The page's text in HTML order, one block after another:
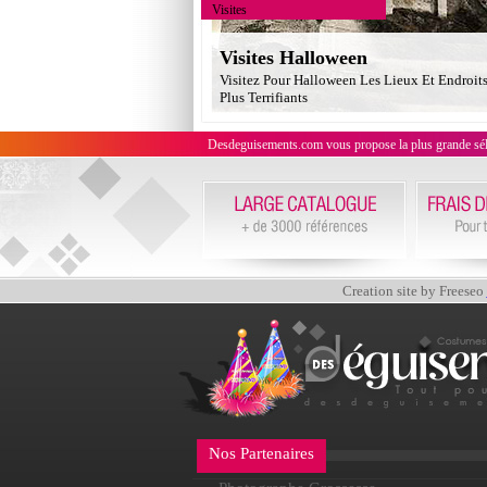
Visites
Visites Halloween
Visitez Pour Halloween Les Lieux Et
Plus Terrifiants
Desdeguisements.com vous propose la plus grande
Creation site by Freeseo
Nos Partenaires